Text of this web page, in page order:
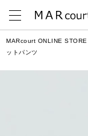
MARcourt ONLINE STORE
ットパンツ